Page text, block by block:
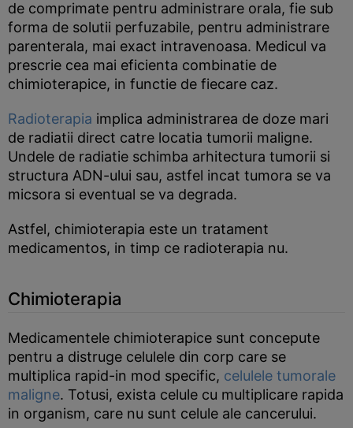
de comprimate pentru administrare orala, fie sub
forma de solutii perfuzabile, pentru administrare
parenterala, mai exact intravenoasa. Medicul va
prescrie cea mai eficienta combinatie de
chimioterapice, in functie de fiecare caz.
Radioterapia implica administrarea de doze mari
de radiatii direct catre locatia tumorii maligne.
Undele de radiatie schimba arhitectura tumorii si
structura ADN-ului sau, astfel incat tumora se va
micsora si eventual se va degrada.
Astfel, chimioterapia este un tratament
medicamentos, in timp ce radioterapia nu.
Chimioterapia
Medicamentele chimioterapice sunt concepute
pentru a distruge celulele din corp care se
multiplica rapid-in mod specific, celulele tumorale
maligne. Totusi, exista celule cu multiplicare rapida
in organism, care nu sunt celule ale cancerului.